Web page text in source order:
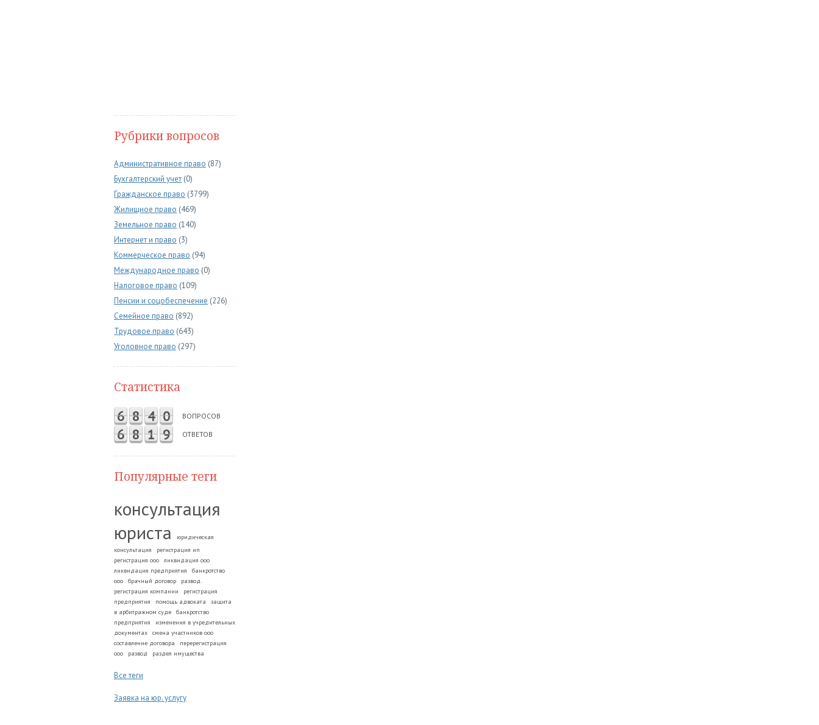
Рубрики вопросов
Административное право (87)
Бухгалтерский учет (0)
Гражданское право (3799)
Жилищное право (469)
Земельное право (140)
Интернет и право (3)
Коммерческое право (94)
Международное право (0)
Налоговое право (109)
Пенсии и соцобеспечение (226)
Семейное право (892)
Трудовое право (643)
Уголовное право (297)
Статистика
6 8 4 0 ВОПРОСОВ
6 8 1 9 ОТВЕТОВ
Популярные теги
консультация
юриста
юридическая
консультация
регистрация ип
регистрация ооо
ликвидация ооо
ликвидация предприятия
банкротство
ооо
брачный договор
развод.
регистрация компании
регистрация
предприятия
помощь адвоката
защита
в арбитражном суде
банкротство
предприятия
изменения в учредительных
документах
смена участников ооо
составление договора
перерегистрация
ооо
развод раздел имущества
Все теги
Заявка на юр. услугу